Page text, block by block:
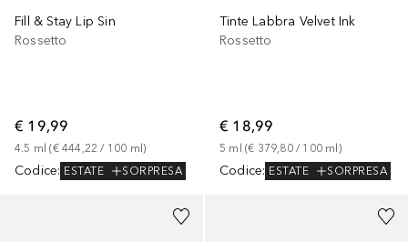
Fill & Stay Lip Sin
Rossetto
€ 19,99
4.5 ml (€ 444,22 / 100 ml)
Codice: ESTATE SORPRESA
Tinte Labbra Velvet Ink
Rossetto
€ 18,99
5 ml (€ 379,80 / 100 ml )
Codice: ESTATE SORPRESA
+6